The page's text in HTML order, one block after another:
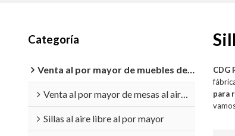
Categoría
Venta al por mayor de muebles de exterior
Venta al por mayor de mesas al aire libre
Sillas al aire libre al por mayor
CDG
para